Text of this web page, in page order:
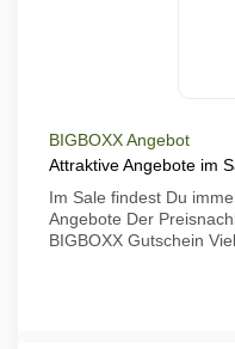
BIGBOXX Angebot
Attraktive Angebote im
Im Sale findest Du
Angebote Der
BIGBOXX Gutschein